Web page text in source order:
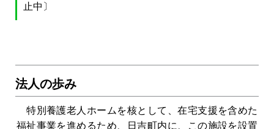
止中〕
法人の歩み
特別養護老人ホームを核として、在宅支援を含めた
福祉事業を進めるため、日吉町内に、この施設を設置